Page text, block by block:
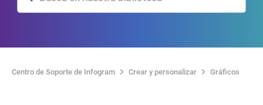
Centro de Soporte de Infogram Crear y personalizar Gráficos